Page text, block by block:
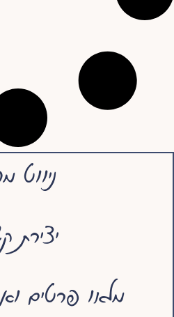
ניווט
יצירת
מלאו פרטים